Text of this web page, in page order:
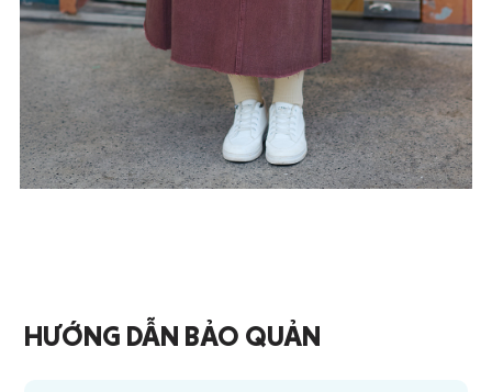
HƯỚNG DẪN BẢO QUẢN